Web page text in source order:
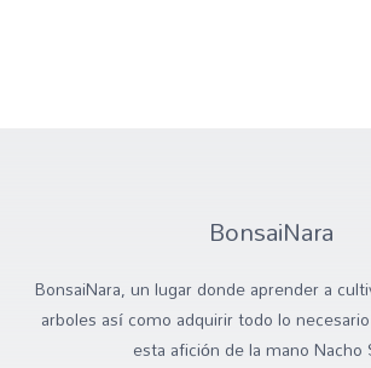
BonsaiNara
BonsaiNara, un lugar donde aprender a
arboles así como adquirir todo lo
esta afición de la mano Nacho